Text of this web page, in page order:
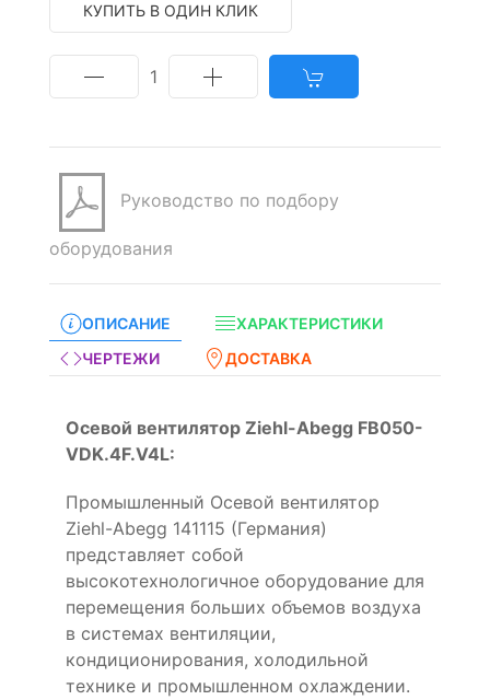
КУПИТЬ В ОДИН КЛИК
1
Руководство по подбору
оборудования
ОПИСАНИЕ
ХАРАКТЕРИСТИКИ
ЧЕРТЕЖИ
ДОСТАВКА
Осевой вентилятор Ziehl-Abegg FB050-
VDK.4F.V4L:
Промышленный Осевой вентилятор
Ziehl-Abegg 141115 (Германия)
представляет собой
высокотехнологичное оборудование для
перемещения больших объемов воздуха
в системах вентиляции,
кондиционирования, холодильной
технике и промышленном охлаждении.